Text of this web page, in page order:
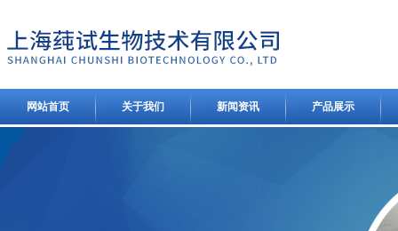
网站首页 关于我们 新闻资讯 产品展示